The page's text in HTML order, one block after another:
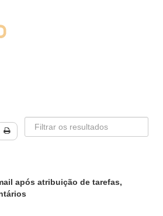
após atribuição de tarefas,